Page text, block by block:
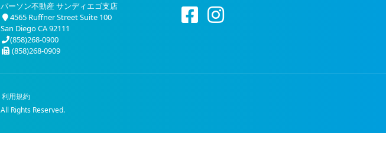
パーソン不動産 サンディエゴ支店
4565 Ruffner Street Suite 100
San Diego CA 92111
(858)268-0900
(858)268-0909
利用規約
Rights Reserved.